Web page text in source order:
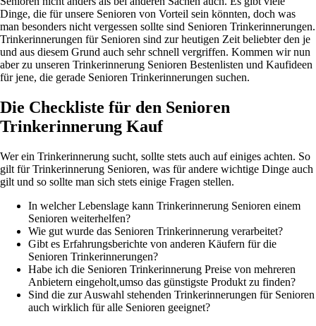
Dinge, die für unsere Senioren von Vorteil sein könnten, doch was
man besonders nicht vergessen sollte sind Senioren Trinkerinnerungen.
Trinkerinnerungen für Senioren sind zur heutigen Zeit beliebter den je
und aus diesem Grund auch sehr schnell vergriffen. Kommen wir nun
aber zu unseren Trinkerinnerung Senioren Bestenlisten und Kaufideen
für jene, die gerade Senioren Trinkerinnerungen suchen.
Die Checkliste für den Senioren
Trinkerinnerung Kauf
Wer ein Trinkerinnerung sucht, sollte stets auch auf einiges achten. So
gilt für Trinkerinnerung Senioren, was für andere wichtige Dinge auch
gilt und so sollte man sich stets einige Fragen stellen.
In welcher Lebenslage kann Trinkerinnerung Senioren einem
Senioren weiterhelfen?
Wie gut wurde das Senioren Trinkerinnerung verarbeitet?
Gibt es Erfahrungsberichte von anderen Käufern für die
Senioren Trinkerinnerungen?
Habe ich die Senioren Trinkerinnerung Preise von mehreren
Anbietern eingeholt,umso das günstigste Produkt zu finden?
Sind die zur Auswahl stehenden Trinkerinnerungen für Senioren
auch wirklich für alle Senioren geeignet?